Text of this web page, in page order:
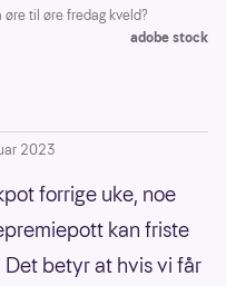
til øre fredag kveld?
adobe stock
2023
forrige uke, noe
kan friste
betyr at hvis vi får